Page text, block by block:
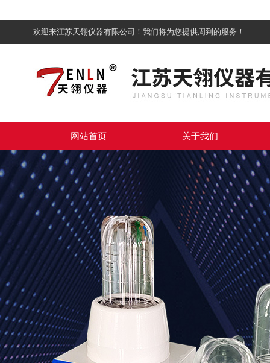
欢迎来江苏天翎仪器有限公司！我们将为您提供周到的服务！
网站首页 关于我们